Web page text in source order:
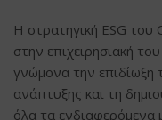
Η στρατηγική ESG του
στην επιχειρησιακή
γνώμονα την επιδίωξη
ανάπτυξης και τη
όλα τα ενδιαφερόμενα